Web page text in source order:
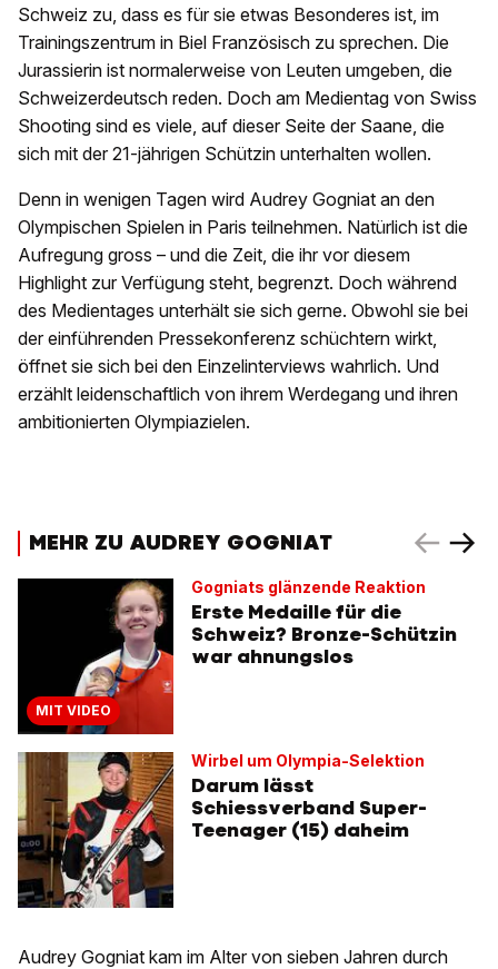
Schweiz zu, dass es für sie etwas Besonderes ist, im
Trainingszentrum in Biel Französisch zu sprechen. Die
Jurassierin ist normalerweise von Leuten umgeben, die
Schweizerdeutsch reden. Doch am Medientag von Swiss
Shooting sind es viele, auf dieser Seite der Saane, die
sich mit der 21-jährigen Schützin unterhalten wollen.
Denn in wenigen Tagen wird Audrey Gogniat an den
Olympischen Spielen in Paris teilnehmen. Natürlich ist die
Aufregung gross – und die Zeit, die ihr vor diesem
Highlight zur Verfügung steht, begrenzt. Doch während
des Medientages unterhält sie sich gerne. Obwohl sie bei
der einführenden Pressekonferenz schüchtern wirkt,
öffnet sie sich bei den Einzelinterviews wahrlich. Und
erzählt leidenschaftlich von ihrem Werdegang und ihren
ambitionierten Olympiazielen.
MEHR ZU AUDREY GOGNIAT
MIT VIDEO
Gogniats glänzende Reaktion
Erste Medaille für die
Schweiz? Bronze-Schützin
war ahnungslos
Wirbel um Olympia-Selektion
Darum lässt
Schiessverband Super-
Teenager (15) daheim
Audrey Gogniat kam im Alter von sieben Jahren durch